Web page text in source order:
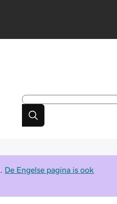
De Engelse pagina is ook